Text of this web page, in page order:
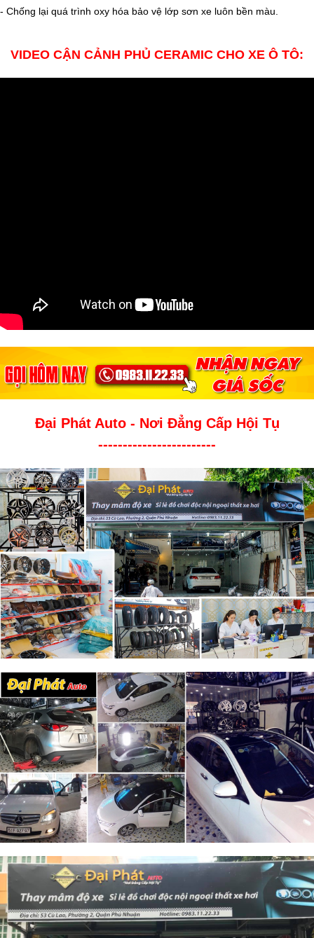
- Chống lại quá trình oxy hóa bảo vệ lớp sơn xe luôn bền màu.
VIDEO CẬN CẢNH PHỦ CERAMIC CHO XE Ô TÔ:
Đại Phát Auto - Nơi Đẳng Cấp Hội Tụ
------------------------